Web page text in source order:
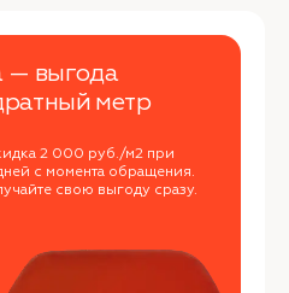
— выгода
метр
2 000 руб./м2 при
с момента обращения.
свою выгоду сразу.